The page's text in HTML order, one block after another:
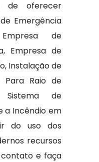
de oferecer
Emergência
de
Empresa de
Instalação de
Raio de
Sistema de
a Incêndio em
do uso dos
recursos
contato e faça